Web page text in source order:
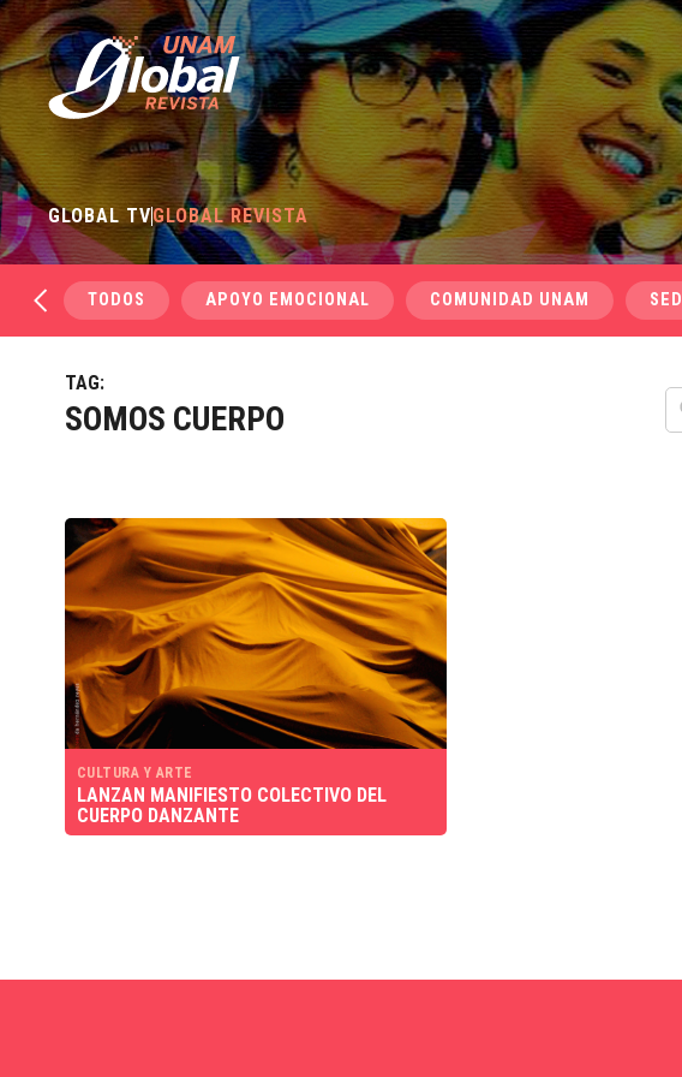
GLOBAL TVGLOBAL REVISTA
TODOS APOYO EMOCIONAL COMUNIDAD UNAM
TAG:
SOMOS CUERPO
CULTURA Y ARTE
LANZAN MANIFIESTO COLECTIVO DEL
CUERPO DANZANTE